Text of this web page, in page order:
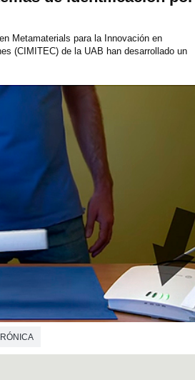
Metamaterials para la Innovación en
(CIMITEC) de la UAB han desarrollado un